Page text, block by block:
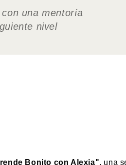
una mentoría
nivel
Bonito con Alexia", una